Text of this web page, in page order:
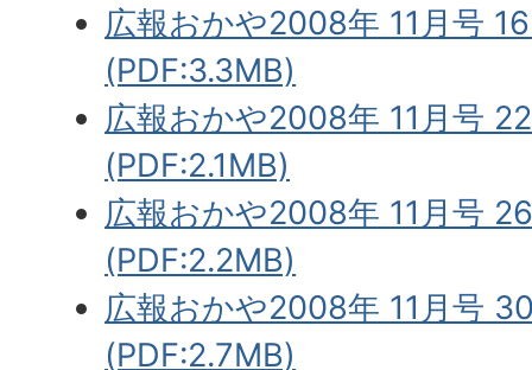
広報おかや2008年 11月号
(PDF:3.3MB)
広報おかや2008年 11月号
(PDF:2.1MB)
広報おかや2008年 11月号
(PDF:2.2MB)
広報おかや2008年 11月号
(PDF:2.7MB)